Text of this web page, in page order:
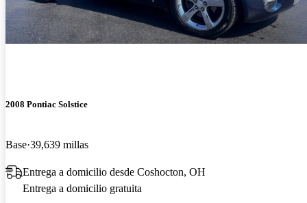
2008 Pontiac Solstice
Base 39,639 millas
Entrega a domicilio desde Coshocton, OH
Entrega a domicilio gratuita